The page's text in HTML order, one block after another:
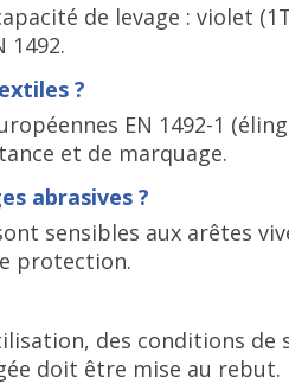
de levage : violet
1492.
?
EN 1492-1
et de marquage.
abrasives ?
sensibles aux arêtes
protection.
des conditions
doit être mise au rebut.